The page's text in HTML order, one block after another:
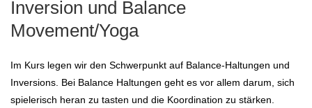
Inversion und Balance
Movement/Yoga
Im Kurs legen wir den Schwerpunkt auf Balance-Haltungen und
Inversions. Bei Balance Haltungen geht es vor allem darum, sich
spielerisch heran zu tasten und die Koordination zu stärken.